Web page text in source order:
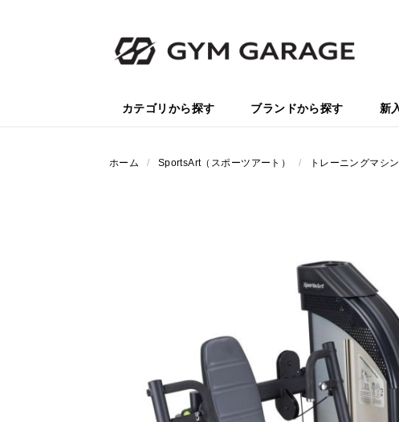
カテゴリから探す ブランドから探す 新
ホーム / SportsArt（スポーツアート） / トレーニングマシン